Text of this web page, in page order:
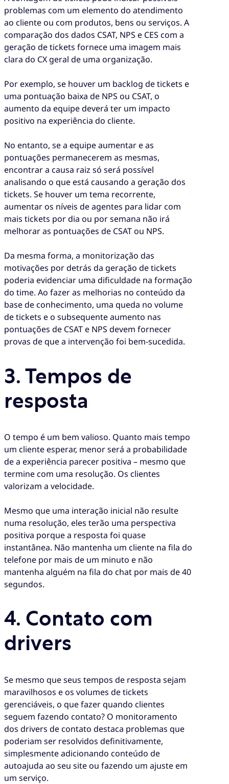
problemas com um elemento do atendimento
ao cliente ou com produtos, bens ou serviços. A
comparação dos dados CSAT, NPS e CES com a
geração de tickets fornece uma imagem mais
clara do CX geral de uma organização.
Por exemplo, se houver um backlog de tickets e
uma pontuação baixa de NPS ou CSAT, o
aumento da equipe deverá ter um impacto
positivo na experiência do cliente.
No entanto, se a equipe aumentar e as
pontuações permanecerem as mesmas,
encontrar a causa raiz só será possível
analisando o que está causando a geração dos
tickets. Se houver um tema recorrente,
aumentar os níveis de agentes para lidar com
mais tickets por dia ou por semana não irá
melhorar as pontuações de CSAT ou NPS.
Da mesma forma, a monitorização das
motivações por detrás da geração de tickets
poderia evidenciar uma dificuldade na formação
do time. Ao fazer as melhorias no conteúdo da
base de conhecimento, uma queda no volume
de tickets e o subsequente aumento nas
pontuações de CSAT e NPS devem fornecer
provas de que a intervenção foi bem-sucedida.
3. Tempos de
resposta
O tempo é um bem valioso. Quanto mais tempo
um cliente esperar, menor será a probabilidade
de a experiência parecer positiva – mesmo que
termine com uma resolução. Os clientes
valorizam a velocidade.
Mesmo que uma interação inicial não resulte
numa resolução, eles terão uma perspectiva
positiva porque a resposta foi quase
instantânea. Não mantenha um cliente na fila do
telefone por mais de um minuto e não
mantenha alguém na fila do chat por mais de 40
segundos.
4. Contato com
drivers
Se mesmo que seus tempos de resposta sejam
maravilhosos e os volumes de tickets
gerenciáveis, o que fazer quando clientes
seguem fazendo contato? O monitoramento
dos drivers de contato destaca problemas que
poderiam ser resolvidos definitivamente,
simplesmente adicionando conteúdo de
autoajuda ao seu site ou fazendo um ajuste em
um serviço.